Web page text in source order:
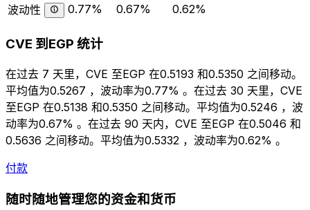
波动性
0.77% 0.67% 0.62%
CVE 到EGP 统计
在过去 7 天里，CVE 至EGP 在0.5193 和0.5350 之间移动。
平均值为0.5267 ，波动率为0.77% 。在过去 30 天里，CVE
至EGP 在0.5138 和0.5350 之间移动。平均值为0.5246 ，波
动率为0.67% 。在过去 90 天内，CVE 至EGP 在0.5046 和
0.5636 之间移动。平均值为0.5332 ，波动率为0.62% 。
付款
随时随地管理您的资金和货币